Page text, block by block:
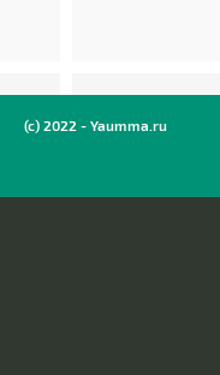
(c) 2022 - Yaumma.ru